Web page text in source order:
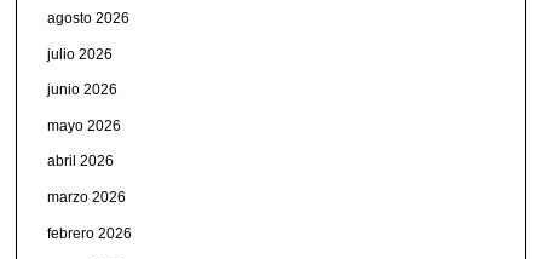
agosto 2026
julio 2026
junio 2026
mayo 2026
abril 2026
marzo 2026
febrero 2026